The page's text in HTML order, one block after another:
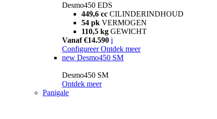
Desmo450 EDS
449,6 cc CILINDERINDHOUD
54 pk VERMOGEN
110,5 kg GEWICHT
Vanaf €14.590 i
Configureer Ontdek meer
new Desmo450 SM
Desmo450 SM
Ontdek meer
Panigale